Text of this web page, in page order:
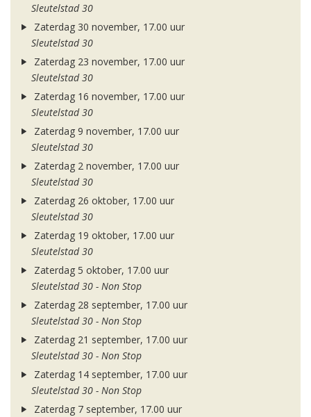
Sleutelstad 30
Zaterdag 30 november, 17.00 uur
Sleutelstad 30
Zaterdag 23 november, 17.00 uur
Sleutelstad 30
Zaterdag 16 november, 17.00 uur
Sleutelstad 30
Zaterdag 9 november, 17.00 uur
Sleutelstad 30
Zaterdag 2 november, 17.00 uur
Sleutelstad 30
Zaterdag 26 oktober, 17.00 uur
Sleutelstad 30
Zaterdag 19 oktober, 17.00 uur
Sleutelstad 30
Zaterdag 5 oktober, 17.00 uur
Sleutelstad 30 - Non Stop
Zaterdag 28 september, 17.00 uur
Sleutelstad 30 - Non Stop
Zaterdag 21 september, 17.00 uur
Sleutelstad 30 - Non Stop
Zaterdag 14 september, 17.00 uur
Sleutelstad 30 - Non Stop
Zaterdag 7 september, 17.00 uur